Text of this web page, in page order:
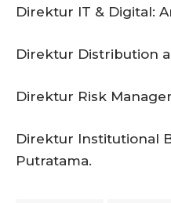
Direktur IT & Digital:
Direktur Distribution
Direktur Risk
Direktur Institutional
Putratama.